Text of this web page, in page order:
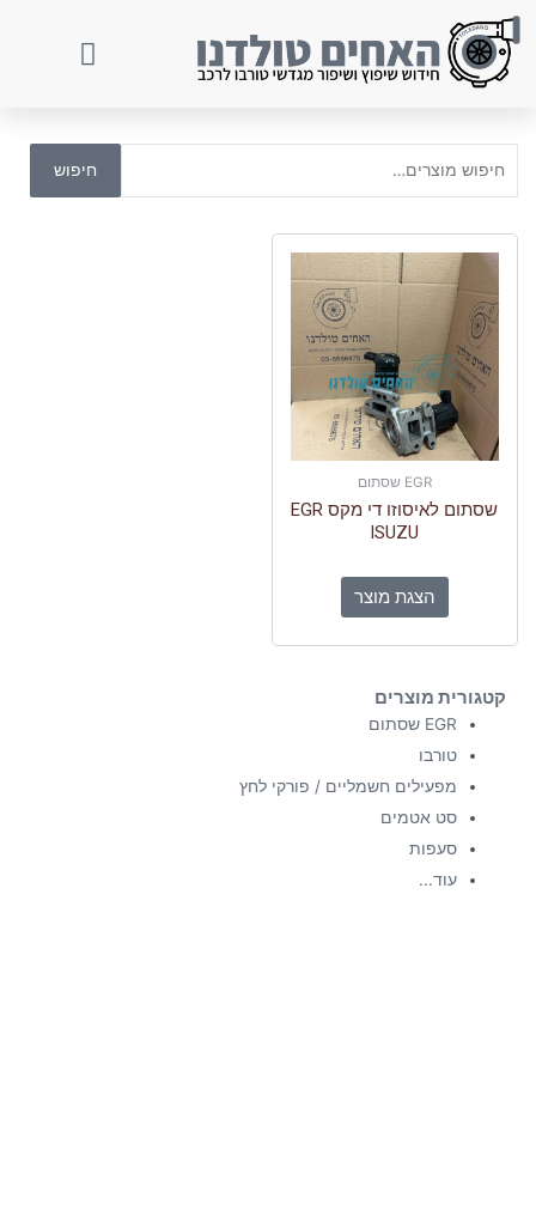
דילוג
לתוכן
עבור:
חיפוש
קטגורית מוצרים
EGR שסתום
טורבו
מפעילים חשמליים / פורקי לחץ
סט אטמים
סעפות
עוד...
EGR שסתום
שסתום לאיסוזו די מקס EGR
ISUZU
הצגת מוצר